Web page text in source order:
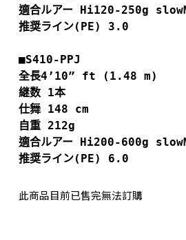
適合ルアー Hi120-250g
■S410-PPJ
全長4’10” ft (1.48 m)
継数 1本
仕舞 148 cm
自重 212g
適合ルアー Hi200-600g
推奨ライン(PE) 6.0
此商品目前已售完無法訂購